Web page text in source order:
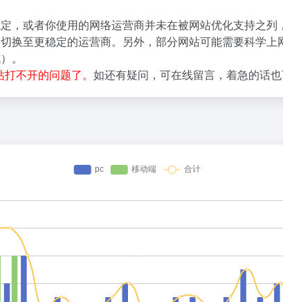
，或者你使用的网络运营商并未在被网站优化支持之列
换至更稳定的运营商。另外，部分网站可能需要科学
。
不开的问题了。 如还有疑问，可在线留言，着急的话也